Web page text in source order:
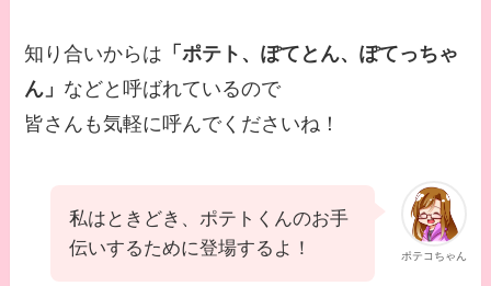
知り合いからは 「ポテト、ぽてとん、ぽてっちゃ
ん」 などと呼ばれているので
皆さんも気軽に呼んでくださいね！
ポテコちゃん
私はときどき、ポテトくんのお手
伝いするために登場するよ！